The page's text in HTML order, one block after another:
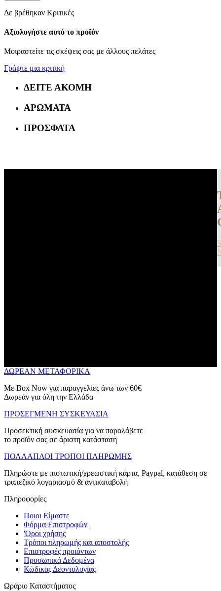
Δε βρέθηκαν Κριτικές
Αξιολογήστε αυτό το προϊόν
Μοιραστείτε τις σκέψεις σας με άλλους πελάτες
Γράψτε μια κριτική
ΔΕΙΤΕ ΑΚΟΜΗ
ΑΡΩΜΑΤΑ
ΠΡΟΣΦΑΤΑ
ΔΩΡΕΑΝ ΜΕΤΑΦΟΡΙΚΑ
Με Box Now για παραγγελίες άνω των 60€
Δωρεάν για όλη την Ελλάδα
ΠΡΟΣΕΓΜΕΝΗ ΣΥΣΚΕΥΑΣΙΑ
Προσεκτική συσκευασία για να παραλάβετε
το προϊόν σας σε άριστη κατάσταση
ΠΟΛΛΑΠΛΟΙ ΤΡΟΠΟΙ ΠΛΗΡΩΜΗΣ
Πληρώστε με πιστωτική/χρεωστική κάρτα, Paypal, κατάθεση σε
τραπεζικό λογαριασμό & αντικαταβολή
Πληροφορίες
Ποιοι Είμαστε
Φόρμα Επιστροφών
'Oροι χρήσης
Τρόποι πληρωμής και αποστολής
Επιστροφές προιόντων
Προσωπικά Δεδομένα
Κώδικας Δεοντολογίας
Ωράριο Καταστήματος